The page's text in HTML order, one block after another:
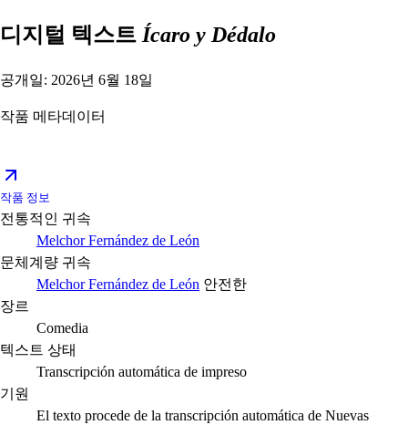
디지털 텍스트Ícaro y Dédalo
공개일: 2026년 6월 18일
작품 메타데이터
작품 정보
전통적인 귀속
Melchor Fernández de León
문체계량 귀속
Melchor Fernández de León 안전한
장르
Comedia
텍스트 상태
Transcripción automática de impreso
기원
El texto procede de la transcripción automática de Nuevas